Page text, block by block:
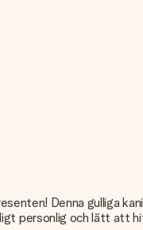
Denna gulliga
personlig och lätt att